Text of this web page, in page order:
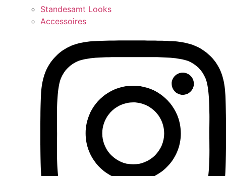
Standesamt Looks
Accessoires